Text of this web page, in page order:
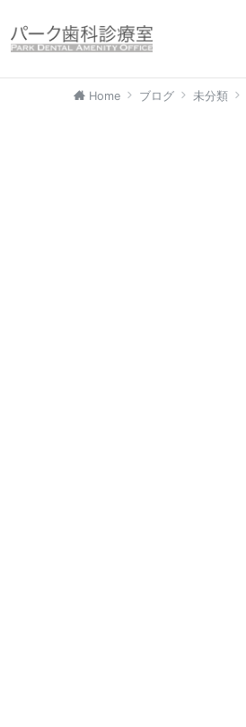
Home ブログ 未分類